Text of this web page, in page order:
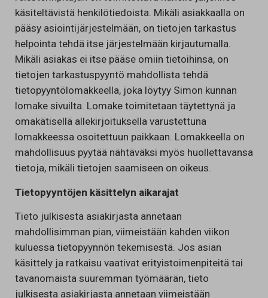
käsiteltävistä henkilötiedoista. Mikäli asiakkaalla on
pääsy asiointijärjestelmään, on tietojen tarkastus
helpointa tehdä itse järjestelmään kirjautumalla.
Mikäli asiakas ei itse pääse omiin tietoihinsa, on
tietojen tarkastuspyyntö mahdollista tehdä
tietopyyntölomakkeella, joka löytyy Simon kunnan
lomake sivuilta. Lomake toimitetaan täytettynä ja
omakätisellä allekirjoituksella varustettuna
lomakkeessa osoitettuun paikkaan. Lomakkeella on
mahdollisuus pyytää nähtäväksi myös huollettavansa
tietoja, mikäli tietojen saamiseen on oikeus.
Tietopyyntöjen käsittelyn aikarajat
Tieto julkisesta asiakirjasta annetaan
mahdollisimman pian, viimeistään kahden viikon
kuluessa tietopyynnön tekemisestä. Jos asian
käsittely ja ratkaisu vaativat erityistoimenpiteitä tai
tavanomaista suuremman työmäärän, tieto
julkisesta asiakirjasta annetaan viimeistään